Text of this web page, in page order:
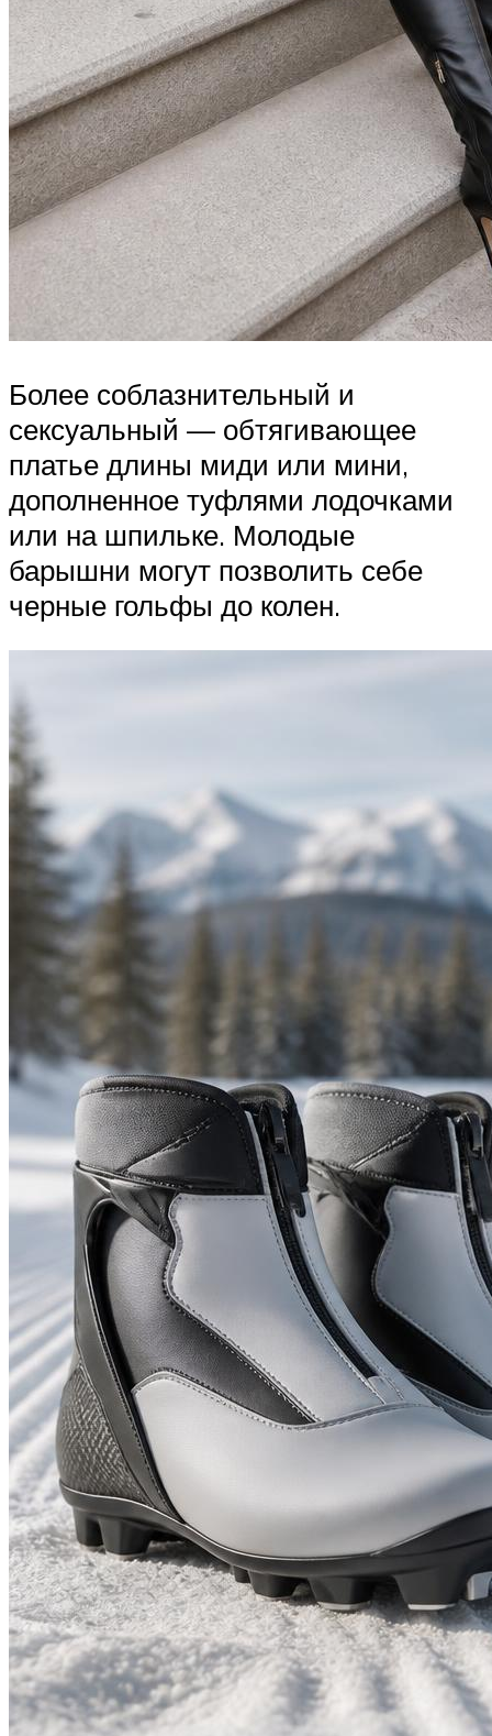
Более соблазнительный и
сексуальный — обтягивающее
платье длины миди или мини,
дополненное туфлями лодочками
или на шпильке. Молодые
барышни могут позволить себе
черные гольфы до колен.